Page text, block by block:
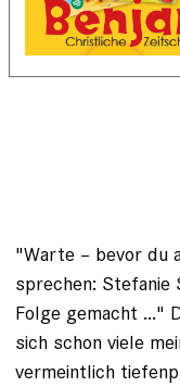
"Warte – bevor du
sprechen: Stefanie
Folge gemacht ..."
sich schon viele
vermeintlich